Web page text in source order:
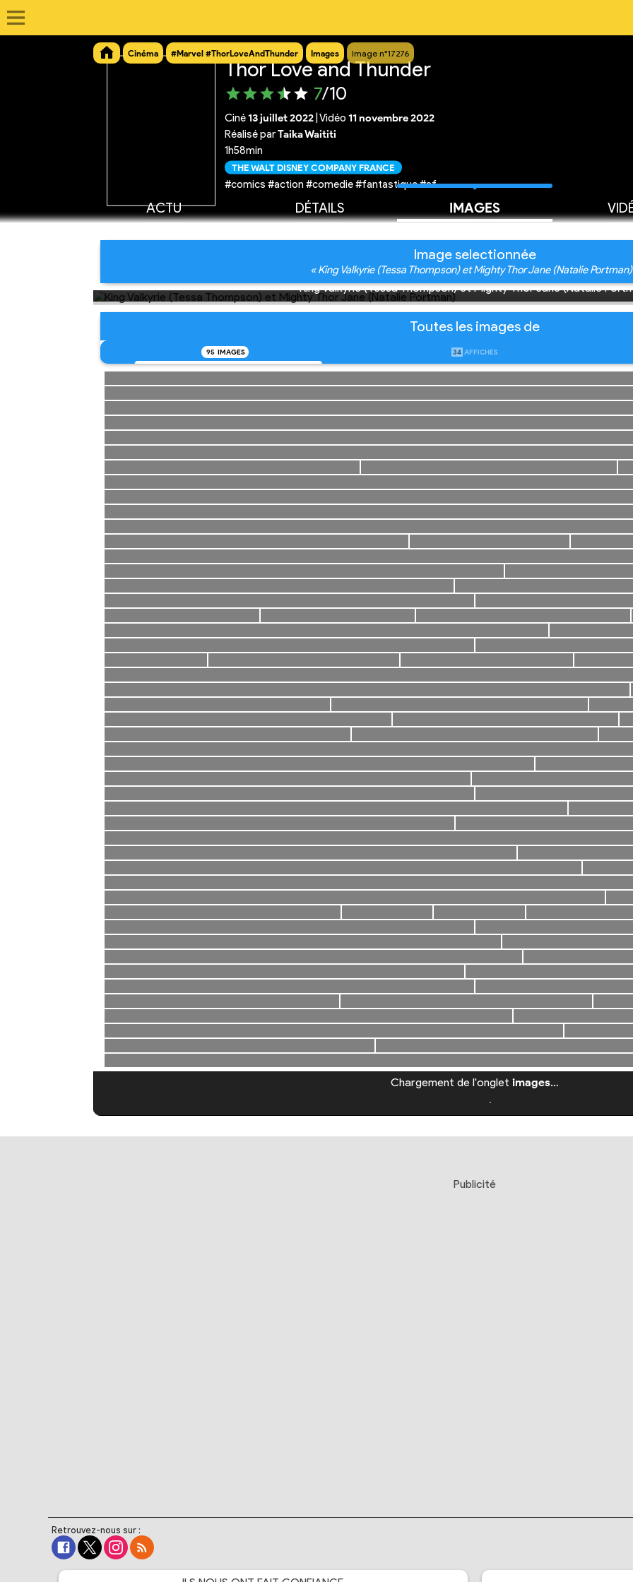
Cinéma #Marvel #ThorLoveAndThunder Images Image n°17276
Thor Love and Thunder
7/10
Ciné13 juillet 2022 Vidéo 11 novembre 2022
Réalisé parTaika Waititi
1h58min
THE WALT DISNEY COMPANY FRANCE
#comics #action #comedie #fantastique #sf
ACTU DÉTAILS IMAGES
Image selectionnée
« King Valkyrie (Tessa Thompson) et Mighty Thor Jane (Natalie
King Valkyrie (Tessa Thompson) et Mighty Thor Jane (Natalie
Toutes les images de
95 IMAGES 34 AFFICHES
Chargement de l'onglet images…
Publicité
Retrouvez-nous sur :